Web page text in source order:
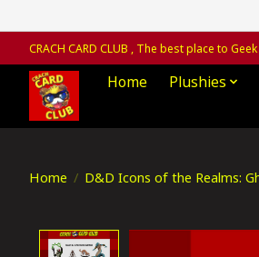
CRACH CARD CLUB , The best place to
Home Plushies
Home / D&D Icons of the Realms:
Product image